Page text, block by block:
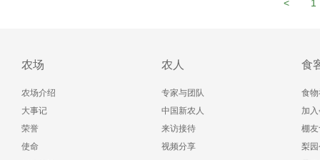
< 1
农场
农场介绍
大事记
荣誉
使命
农人
专家与团队
中国新农人
来访接待
视频分享
食
食
加
棚
梨